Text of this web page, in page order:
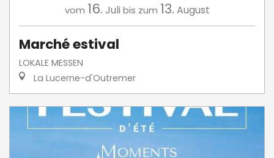
vom 16. Juli bis zum 13. August
Marché estival
LOKALE MESSEN
La Lucerne-d'Outremer